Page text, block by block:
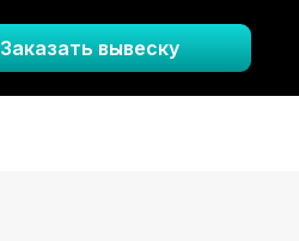
Заказать вывеску